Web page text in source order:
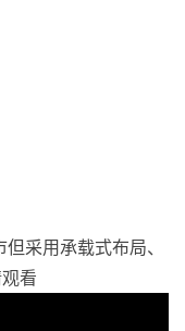
采用承载式布局、
看